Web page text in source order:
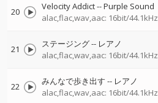
20 Velocity Addict--Purple Sound
alac,flac,wav,aac: 16bit/44.1kHz
21 ステージング-- レアノ
alac,flac,wav,aac: 16bit/44.1kHz
22 みんなで歩き出す -- レアノ
alac,flac,wav,aac: 16bit/44.1kHz